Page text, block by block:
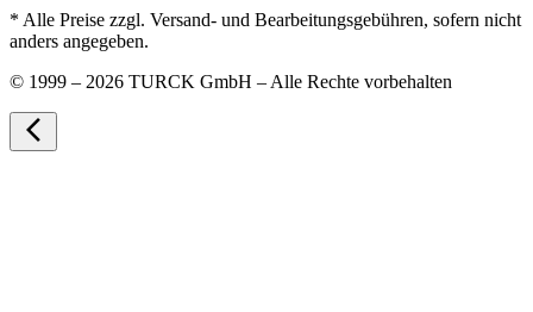
* Alle Preise zzgl. Versand- und Bearbeitungsgebühren, sofern nicht
anders angegeben.
© 1999 – 2026 TURCK GmbH – Alle Rechte vorbehalten
arrow_back_ios_new